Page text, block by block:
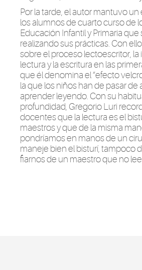
Por la tarde, el autor mantuvo
los alumnos de cuarto curso de
Educación Infantil y Primaria
realizando sus prácticas. Con
sobre el proceso lectoescritor,
lectura y la escritura en las
que él denomina el “efecto
la que los niños han de pasar de
aprender leyendo. Con su
profundidad, Gregorio Luri
docentes que la lectura es el
maestros y que de la misma
pondríamos en manos de un
maneje bien el bisturí, tampoco
fiarnos de un maestro que no